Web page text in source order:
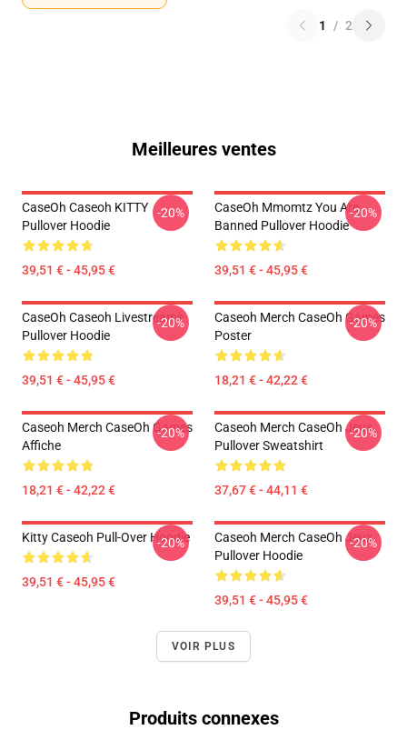
1 / 2
Meilleures ventes
CaseOh Caseoh KITTY
Pullover Hoodie
39,51 € - 45,95 €
-20%
CaseOh Mmomtz You Are
Banned Pullover Hoodie
39,51 € - 45,95 €
-20%
CaseOh Caseoh Livestreams
Pullover Hoodie
39,51 € - 45,95 €
-20%
Caseoh Merch CaseOh Games
Poster
18,21 € - 42,22 €
-20%
Caseoh Merch CaseOh Games
Affiche
18,21 € - 42,22 €
-20%
Caseoh Merch CaseOh Jeux
Pullover Sweatshirt
37,67 € - 44,11 €
-20%
Kitty Caseoh Pull-Over Hoodie
39,51 € - 45,95 €
-20%
Caseoh Merch CaseOh Jeux
Pullover Hoodie
39,51 € - 45,95 €
-20%
VOIR PLUS
Produits connexes